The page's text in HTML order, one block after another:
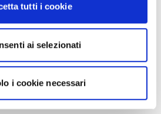
tutti i cookie
ai selezionati
i cookie necessari